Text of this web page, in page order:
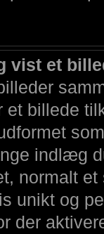
vist et
billede
indlæg
normalt
unikt og
der